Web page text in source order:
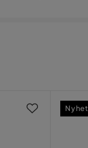
Nyhet